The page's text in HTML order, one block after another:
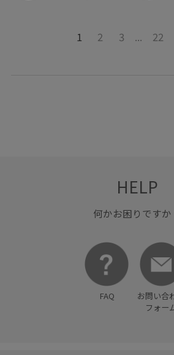
1 2 3 22
HELP
何かお困りですか
FAQ
お問い合
フォー